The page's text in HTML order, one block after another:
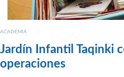
ACADEMIA
Jardín Infantil Taqinki
operaciones